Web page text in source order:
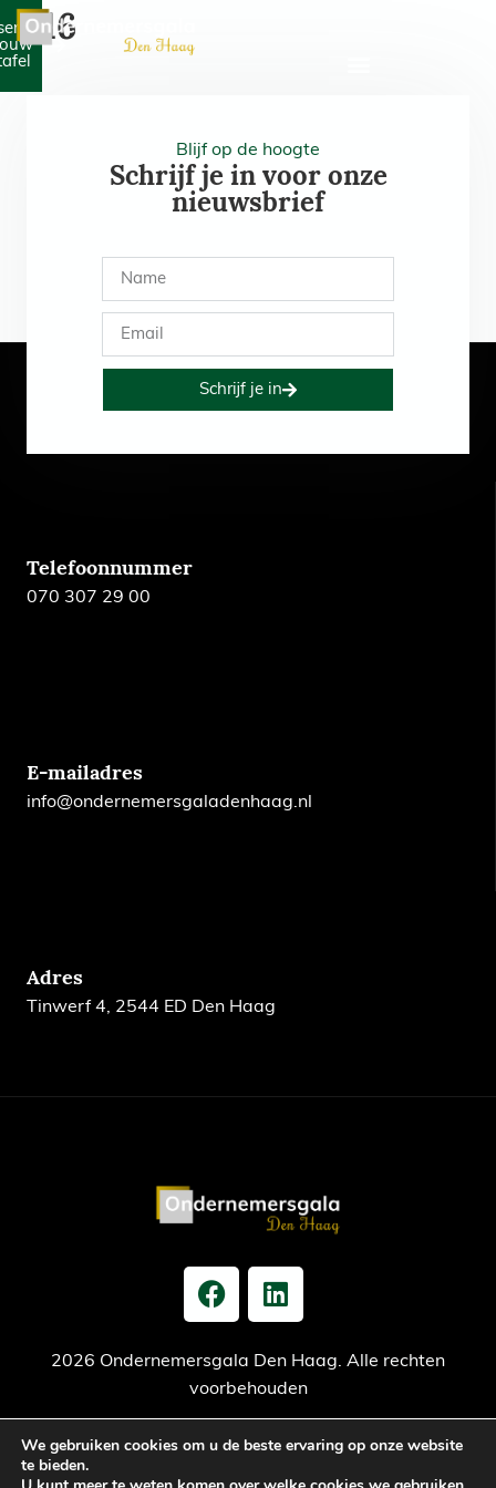
316
Blijf op de hoogte
Schrijf je in voor onze
nieuwsbrief
Schrijf je in
Telefoonnummer
070 307 29 00
E-mailadres
info@ondernemersgaladenhaag.nl
Adres
Tinwerf 4, 2544 ED Den Haag
2026 Ondernemersgala Den Haag. Alle rechten
voorbehouden
Privacy verklaring Cookiebeleid Jaarrekening
We gebruiken cookies om u de beste ervaring op onze website
te bieden.